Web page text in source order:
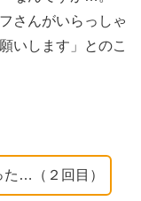
さんがいらっしゃ
いします」とのこ
…（２回目）